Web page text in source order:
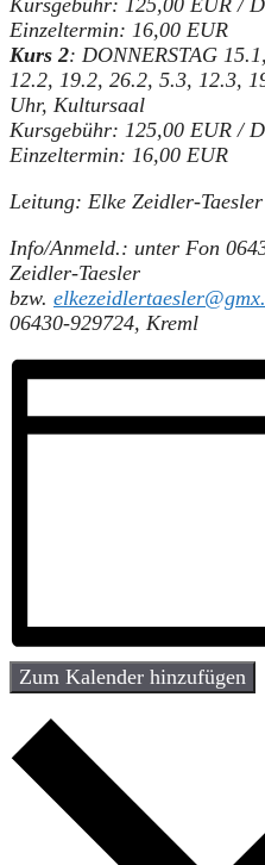
Einzeltermin: 16,00 EUR
Kurs 2: DONNERSTAG
12.2, 19.2, 26.2, 5.3, 12.3,
Uhr, Kultursaal
Kursgebühr: 125,00 EUR /
Einzeltermin: 16,00 EUR
Leitung: Elke Zeidler-Taesler
Info/Anmeld.: unter Fon
Zeidler-Taesler
bzw.
06430-929724, Kreml
Zum Kalender hinzufügen